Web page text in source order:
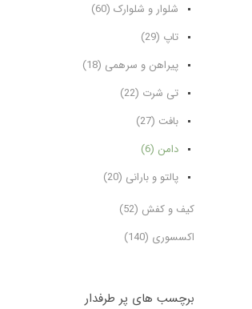
شلوار و شلوارک (60)
تاپ (29)
پیراهن و سرهمی (18)
تی شرت (22)
بافت (27)
دامن (6)
پالتو و بارانی (20)
کیف و کفش (52)
اکسسوری (140)
برچسب های پر طرفدار